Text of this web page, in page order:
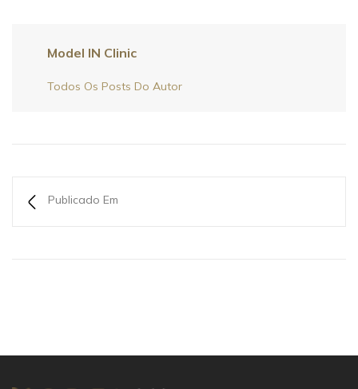
Model IN Clinic
Todos Os Posts Do Autor
Publicado Em